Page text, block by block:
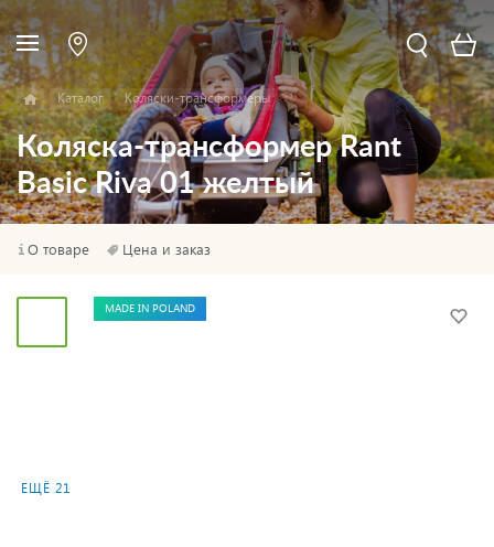
Каталог Коляски-трансформеры
Коляска-трансформер Rant
Basic Riva 01 желтый
О товаре Цена и заказ
ЕЩЁ 21
MADE IN POLAND